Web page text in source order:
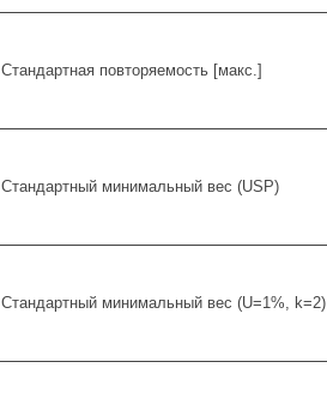
Стандартная повторяемость [макс.]
Стандартный минимальный вес (USP)
Стандартный минимальный вес (U=1%, k=2)